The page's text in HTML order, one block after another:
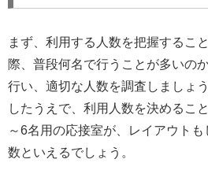
まず、利用する人数を把握するこ
際、普段何名で行うことが多いの
行い、適切な人数を調査しましょ
したうえで、利用人数を決めるこ
～6名用の応接室が、レイアウト
数といえるでしょう。